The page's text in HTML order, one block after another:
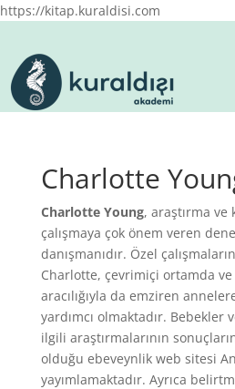
https://kitap.kuraldisi.com
Charlotte
Charlotte Young, araştırma ve
çalışmaya çok önem veren
danışmanıdır. Özel
Charlotte, çevrimiçi ortamda ve
aracılığıyla da emziren
yardımcı olmaktadır. Bebekler
ilgili araştırmalarının
olduğu ebeveynlik web sitesi
yayımlamaktadır. Ayrıca